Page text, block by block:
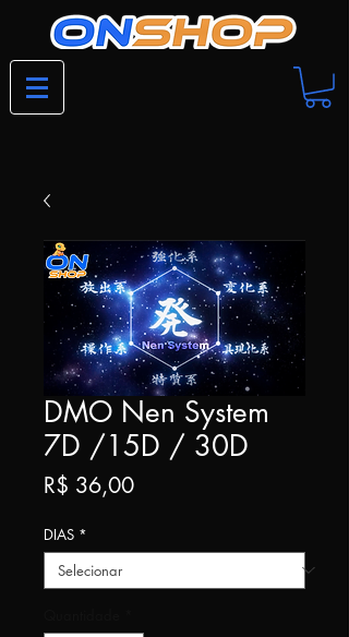
DMO Nen System
7D /15D / 30D
R$ 36,00Preço
DIAS *